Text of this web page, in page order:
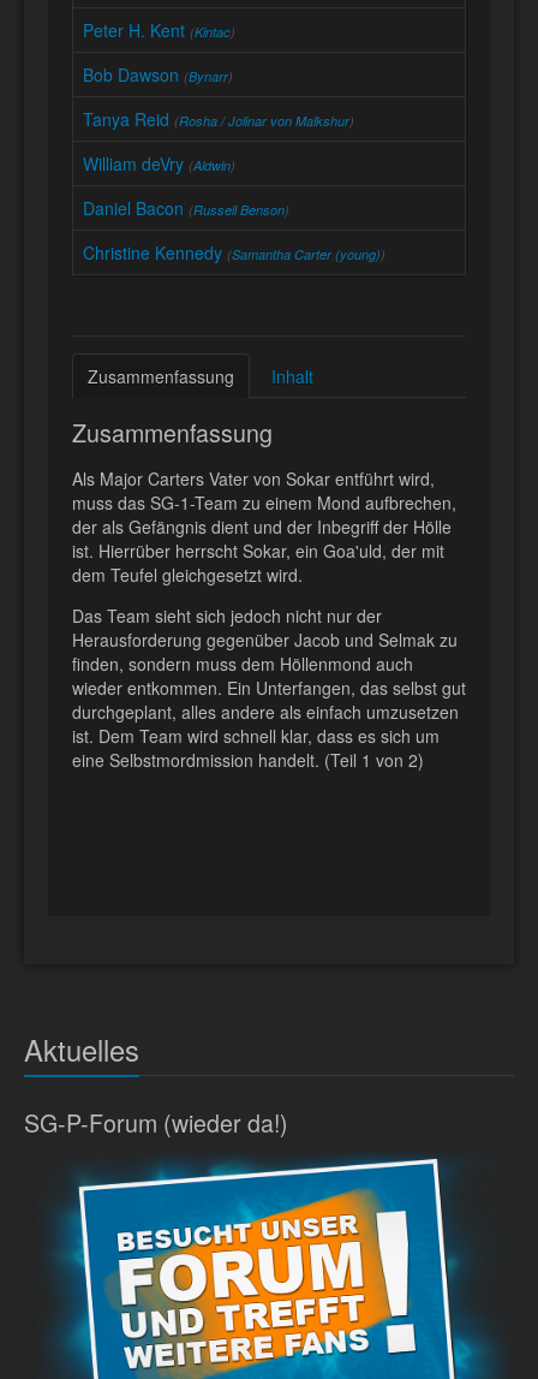
Peter H. Kent (Kintac)
Bob Dawson (Bynarr)
Tanya Reid (Rosha / Jolinar von Malkshur)
William deVry (Aldwin)
Daniel Bacon (Russell Benson)
Christine Kennedy (Samantha Carter (young))
Zusammenfassung Inhalt
Zusammenfassung
Als Major Carters Vater von Sokar entführt wird,
muss das SG-1-Team zu einem Mond aufbrechen,
der als Gefängnis dient und der Inbegriff der Hölle
ist. Hierrüber herrscht Sokar, ein Goa'uld, der mit
dem Teufel gleichgesetzt wird.
Das Team sieht sich jedoch nicht nur der
Herausforderung gegenüber Jacob und Selmak zu
finden, sondern muss dem Höllenmond auch
wieder entkommen. Ein Unterfangen, das selbst gut
durchgeplant, alles andere als einfach umzusetzen
ist. Dem Team wird schnell klar, dass es sich um
eine Selbstmordmission handelt. (Teil 1 von 2)
Aktuelles
SG-P-Forum (wieder da!)